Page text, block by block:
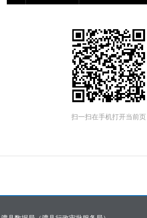
扫一扫在手机打开当前页